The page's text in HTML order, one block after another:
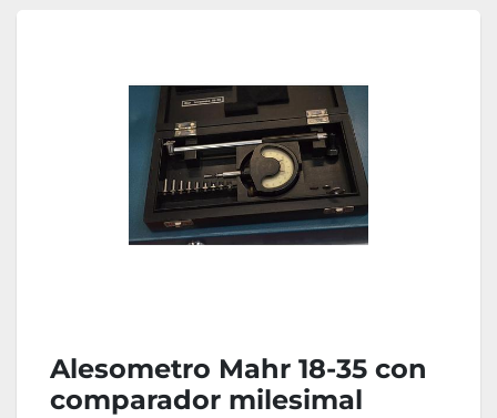
Alesometro Mahr 18-35 con
comparador milesimal